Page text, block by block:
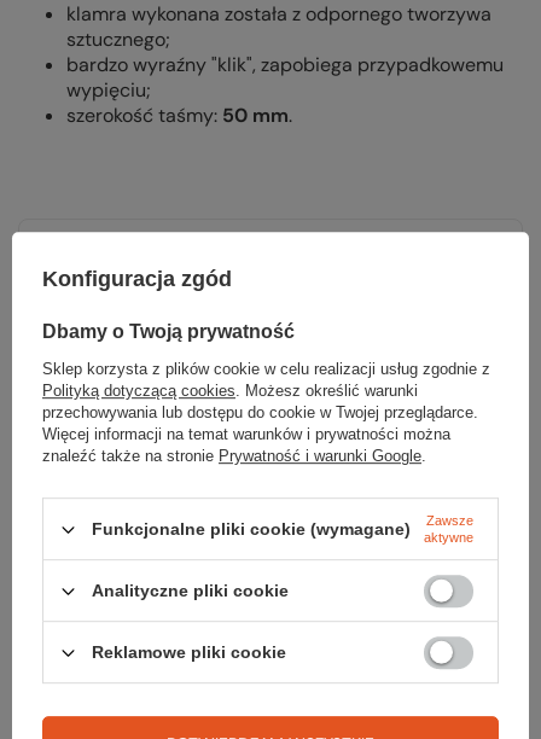
klamra wykonana została z odpornego tworzywa
sztucznego;
bardzo wyraźny "klik", zapobiega przypadkowemu
wypięciu;
szerokość taśmy: 50 mm.
Parametry
Marka Sea To Summit
Wymiary [cm]
5
czarny
Kod EAN
9327868047659
Sprawdź
Konfiguracja zgód
Dbamy o Twoją prywatność
Sklep korzysta z plików cookie w celu realizacji usług zgodnie z
Polityką dotyczącą cookies. Możesz określić warunki
przechowywania lub dostępu do cookie w Twojej przeglądarce.
Więcej informacji na temat warunków i prywatności można
znaleźć także na stronie Prywatność i warunki Google.
Funkcjonalne pliki cookie (wymagane)
Zawsze
aktywne
Analityczne pliki cookie
Reklamowe pliki cookie